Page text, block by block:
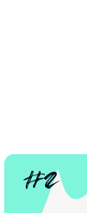
#2